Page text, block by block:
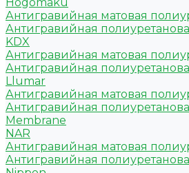
Hogomaku
Антигравийная матовая
Антигравийная
KDX
Антигравийная матовая
Антигравийная
Llumar
Антигравийная матовая
Антигравийная
Membrane
NAR
Антигравийная матовая
Антигравийная